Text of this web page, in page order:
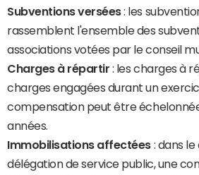
Subventions versées: les
rassemblent l'ensemble des
associations votées par le conseil
Charges à répartir : les charges à
charges engagées durant un
compensation peut être
années.
Immobilisations affectées : dans
délégation de service public, une